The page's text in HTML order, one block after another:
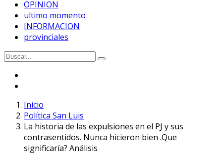
OPINION
ultimo momento
INFORMACION
provinciales
Inicio
Política San Luis
La historia de las expulsiones en el PJ y sus
contrasentidos. Nunca hicieron bien .Que
significaría? Análisis